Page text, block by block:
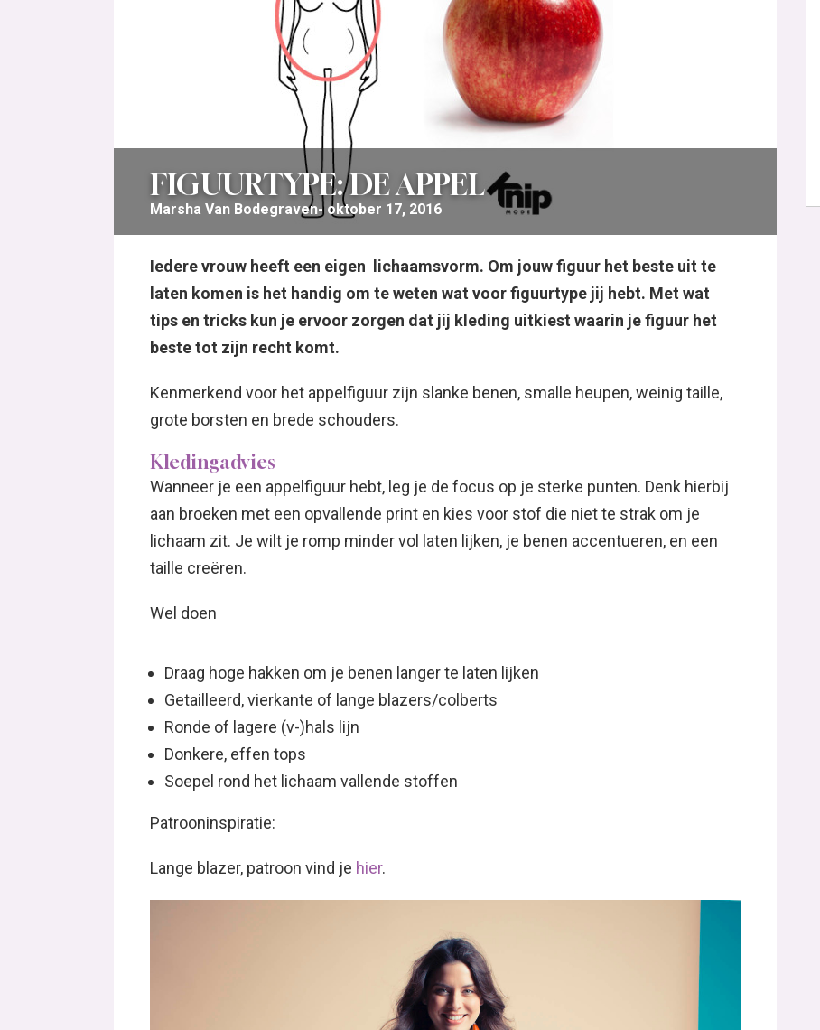
FIGUURTYPE: DE APPEL
Marsha Van Bodegraven oktober 17, 2016
Iedere vrouw heeft een eigen lichaamsvorm. Om jouw figuur het beste uit te
laten komen is het handig om te weten wat voor figuurtype jij hebt. Met wat
tips en tricks kun je ervoor zorgen dat jij kleding uitkiest waarin je figuur het
beste tot zijn recht komt.
Kenmerkend voor het appelfiguur zijn slanke benen, smalle heupen, weinig taille,
grote borsten en brede schouders.
Kledingadvies
Wanneer je een appelfiguur hebt, leg je de focus op je sterke punten. Denk hierbij
aan broeken met een opvallende print en kies voor stof die niet te strak om je
lichaam zit. Je wilt je romp minder vol laten lijken, je benen accentueren, en een
taille creëren.
Wel doen
Draag hoge hakken om je benen langer te laten lijken
Getailleerd, vierkante of lange blazers/colberts
Ronde of lagere (v-)hals lijn
Donkere, effen tops
Soepel rond het lichaam vallende stoffen
Patrooninspiratie:
Lange blazer, patroon vind je hier.